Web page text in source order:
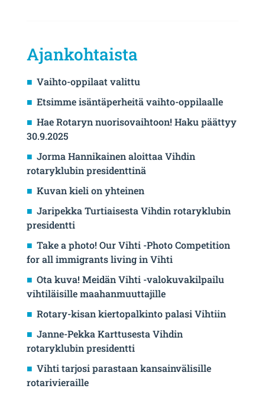
Ajankohtaista
Vaihto-oppilaat valittu
Etsimme isäntäperheitä vaihto-oppilaalle
Hae Rotaryn nuorisovaihtoon! Haku päättyy
30.9.2025
Jorma Hannikainen aloittaa Vihdin
rotaryklubin presidenttinä
Kuvan kieli on yhteinen
Jaripekka Turtiaisesta Vihdin rotaryklubin
presidentti
Take a photo! Our Vihti -Photo Competition
for all immigrants living in Vihti
Ota kuva! Meidän Vihti -valokuvakilpailu
vihtiläisille maahanmuuttajille
Rotary-kisan kiertopalkinto palasi Vihtiin
Janne-Pekka Karttusesta Vihdin
rotaryklubin presidentti
Vihti tarjosi parastaan kansainvälisille
rotarivieraille